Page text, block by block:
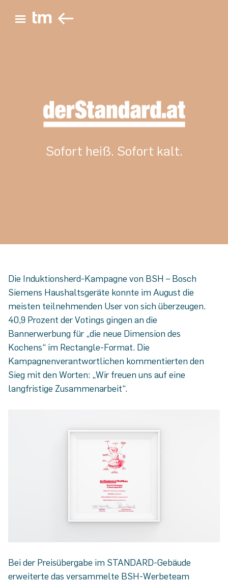
Hauptmenü öffnen
Sofort heiß. Sofort kalt.
Die Induktionsherd-Kampagne von BSH – Bosch
Siemens Haushaltsgeräte konnte im August die
meisten teilnehmenden User von sich überzeugen.
40,9 Prozent der Votings gingen an die
Bannerwerbung für „die neue Dimension des
Kochens“ im Rectangle-Format. Die
Kampagnenverantwortlichen kommentierten den
Sieg mit den Worten: „Wir freuen uns auf eine
langfristige Zusammenarbeit“.
Bei der Preisübergabe im STANDARD-Gebäude
erweiterte das versammelte BSH-Werbeteam